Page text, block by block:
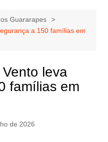
Guararapes
a 150 famílias em
leva
famílias em
de 2026